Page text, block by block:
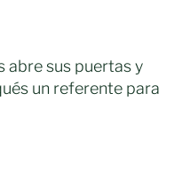
abre sus puertas y
un referente para